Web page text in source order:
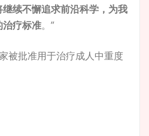
续不懈追求前沿科学，为我
治疗标准。”
被批准用于治疗成人中重度